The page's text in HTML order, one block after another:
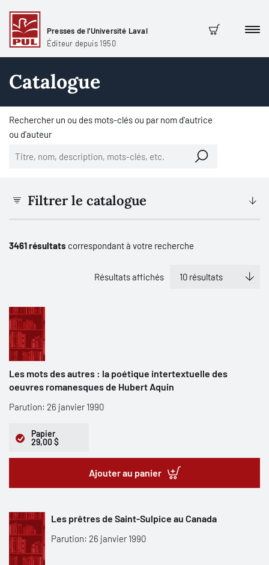
Presses de l'Université Laval
Éditeur depuis 1950
Panier
Catalogue
Rechercher un ou des mots-clés ou par nom d'autrice
ou d'auteur
Filtrer le catalogue
3461 résultats correspondant à votre recherche
Résultats affichés
Les mots des autres : la poétique intertextuelle des
oeuvres romanesques de Hubert Aquin
Parution: 26 janvier 1990
Papier
29,00 $
Ajouter au panier
Les prêtres de Saint-Sulpice au Canada
Parution: 26 janvier 1990